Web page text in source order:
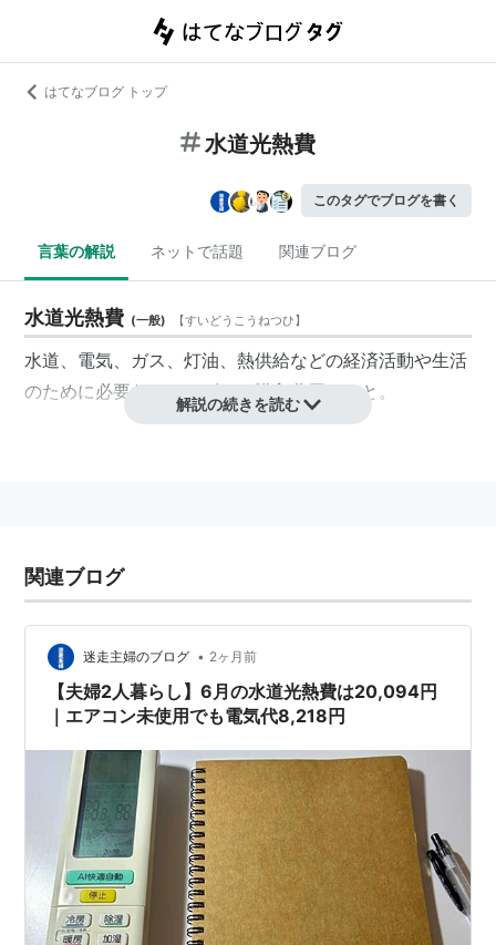
はてなブログ トップ
水道光熱費
このタグでブログを書く
言葉の解説 ネットで話題 関連ブログ
水道光熱費 (一般) 【すいどうこうねつひ】
水道、電気、ガス、灯油、熱供給などの経済活動や生活
のために必要なエネルギーの購入費用のこと。
解説の続きを読む
関連ブログ
迷走主婦のブログ • 2ヶ月前
【夫婦2人暮らし】6月の水道光熱費は20,094円
｜エアコン未使用でも電気代8,218円